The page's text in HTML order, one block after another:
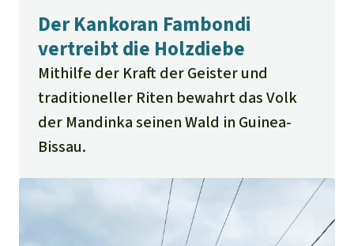
Der Kankoran Fambondi
vertreibt die Holzdiebe
Mithilfe der Kraft der Geister und
traditioneller Riten bewahrt das Volk
der Mandinka seinen Wald in Guinea-
Bissau.